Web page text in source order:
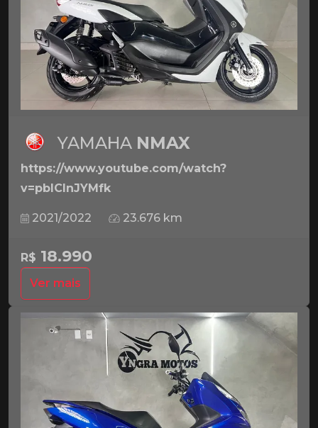
YAMAHA NMAX
https://www.youtube.com/watch?
v=pbICInJYMfk
2021/2022 23.676 km
R$ 18.990
Ver mais